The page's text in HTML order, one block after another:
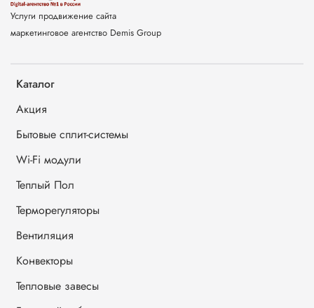
Каталог
Акция
Бытовые сплит-системы
Wi-Fi модули
Теплый Пол
Терморегуляторы
Вентиляция
Конвекторы
Тепловые завесы
Услуги продвижение сайта
маркетинговое агентство Demis Group